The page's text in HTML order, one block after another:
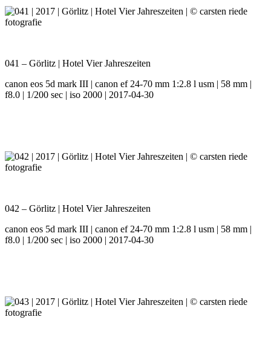
041 – Görlitz | Hotel Vier Jahreszeiten
canon eos 5d mark III | canon ef 24-70 mm 1:2.8 l usm | 58 mm |
f8.0 | 1/200 sec | iso 2000 | 2017-04-30
042 – Görlitz | Hotel Vier Jahreszeiten
canon eos 5d mark III | canon ef 24-70 mm 1:2.8 l usm | 58 mm |
f8.0 | 1/200 sec | iso 2000 | 2017-04-30